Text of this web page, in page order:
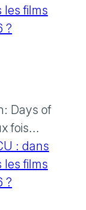
les films
?
Days of
fois...
: dans
les films
?